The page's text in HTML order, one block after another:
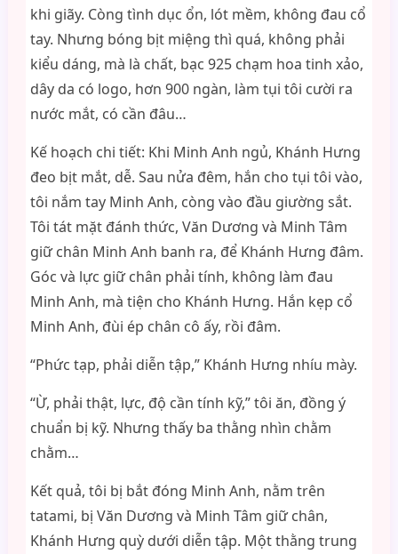
khi giãy. Còng tình dục ổn, lót mềm, không đau cổ
tay. Nhưng bóng bịt miệng thì quá, không phải
kiểu dáng, mà là chất, bạc 925 chạm hoa tinh xảo,
dây da có logo, hơn 900 ngàn, làm tụi tôi cười ra
nước mắt, có cần đâu…
Kế hoạch chi tiết: Khi Minh Anh ngủ, Khánh Hưng
đeo bịt mắt, dễ. Sau nửa đêm, hắn cho tụi tôi vào,
tôi nắm tay Minh Anh, còng vào đầu giường sắt.
Tôi tát mặt đánh thức, Văn Dương và Minh Tâm
giữ chân Minh Anh banh ra, để Khánh Hưng đâm.
Góc và lực giữ chân phải tính, không làm đau
Minh Anh, mà tiện cho Khánh Hưng. Hắn kẹp cổ
Minh Anh, đùi ép chân cô ấy, rồi đâm.
“Phức tạp, phải diễn tập,” Khánh Hưng nhíu mày.
“Ừ, phải thật, lực, độ cần tính kỹ,” tôi ăn, đồng ý
chuẩn bị kỹ. Nhưng thấy ba thằng nhìn chằm
chằm…
Kết quả, tôi bị bắt đóng Minh Anh, nằm trên
tatami, bị Văn Dương và Minh Tâm giữ chân,
Khánh Hưng quỳ dưới diễn tập. Một thằng trung